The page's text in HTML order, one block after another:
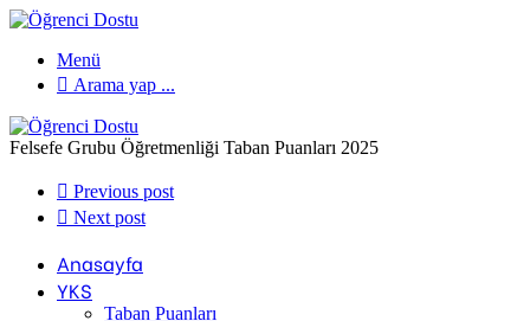
Menü
Arama yap ...
Felsefe Grubu Öğretmenliği Taban Puanları 2025
Previous post
Next post
Anasayfa
YKS
Taban Puanları